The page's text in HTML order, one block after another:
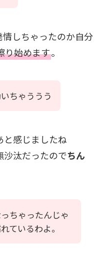
しちゃったのか自分
り始めます。
ちゃううう
と感じましたね
沙汰だったのでちん
ちゃったんじゃ
ているわよ。